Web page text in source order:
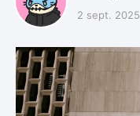
2 sept. 2025